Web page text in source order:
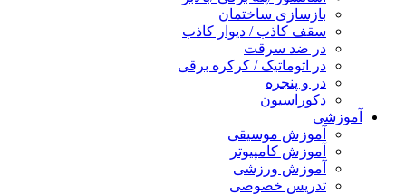
بازسازی ساختمان
سقف کاذب / دیوار کاذب
در ضد سرقت
در اتوماتیک / کرکره برقی
در و پنجره
دکوراسیون
آموزشی
آموزش موسیقی
آموزش کامپیوتر
آموزش ورزشی
تدریس خصوصی